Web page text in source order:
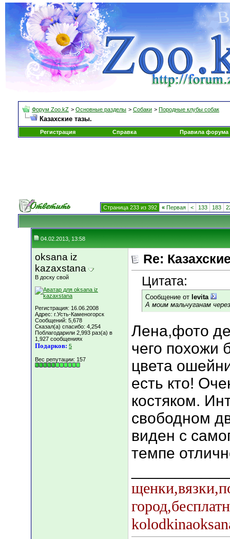
Форум Zoo.kZ > Основные разделы > Собаки > Породные клубы собак
Казахские тазы.
Регистрация Справка Правила форума
Страница 233 из 392 « Первая < 133 183
04.02.2013, 13:58
oksana iz
kazaxstana
В доску свой
Регистрация: 16.06.2008
Адрес: г.Усть-Каменогорск
Сообщений: 5,678
Сказал(а) спасибо: 4,254
Поблагодарили 2,993 раз(а) в
1,927 сообщениях
Подарков: 5
Вес репутации: 157
Re:
Цитата:
Сообщение от levita
А моим мальчуганам
Лена,фото
чего похожи
цвета
есть кто!
костяком.
свободном
виден с
темпе